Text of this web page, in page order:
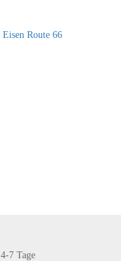
4-7 Tage